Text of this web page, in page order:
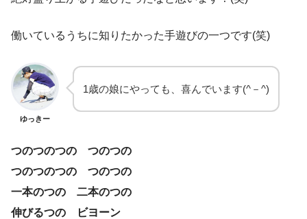
働いているうちに知りたかった手遊びの一つです(笑)
ゆっきー
1歳の娘にやっても、喜んでいます(^－^)
つのつのつの つのつの
つのつのつの つのつの
一本のつの 二本のつの
伸びるつの ビヨーン